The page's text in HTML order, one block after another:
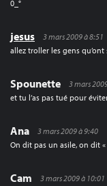
0_°
jesus
3 mars 2009 à 8:51
allez troller les gens
Spounette
3 mars
et tu l’as pas tué pour
Ana
3 mars 2009 à 9:40
On dit pas un asile, on dit «
Cam
3 mars 2009 à 10:01